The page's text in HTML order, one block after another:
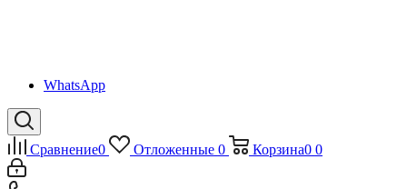
WhatsApp
Сравнение0 Отложенные 0 Корзина0 0